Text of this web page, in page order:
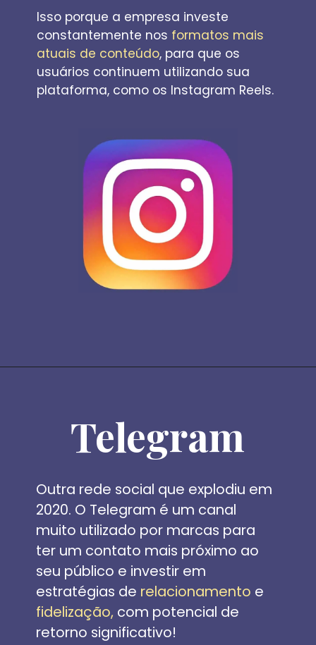
Isso porque a empresa investe
constantemente nos formatos mais
atuais de conteúdo, para que os
usuários continuem utilizando sua
plataforma, como os Instagram Reels.
Outra rede social que explodiu em
2020. O Telegram é um canal
muito utilizado por marcas para
ter um contato mais próximo ao
seu público e investir em
estratégias de relacionamento
fidelização, com potencial de
retorno significativo!
Telegram